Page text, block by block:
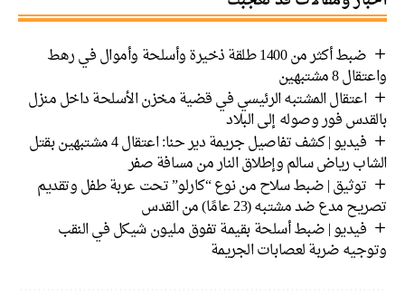
ضبط أكثر من 1400 طلقة ذخيرة وأسلحة وأموال في رهط
واعتقال 8 مشتبهين
اعتقال المشتبه الرئيسي في قضية مخزن الأسلحة داخل منزل
بالقدس فور وصوله إلى البلاد
فيديو | كشف تفاصيل جريمة دير حنا: اعتقال 4 مشتبهين بقتل
الشاب رياض سالم وإطلاق النار من مسافة صفر
توثيق | ضبط سلاح من نوع “كارلو” تحت عربة طفل وتقديم
تصريح مدع ضد مشتبه (23 عامًا) من القدس
فيديو | ضبط أسلحة بقيمة تفوق مليون شيكل في النقب
وتوجيه ضربة لعصابات الجريمة